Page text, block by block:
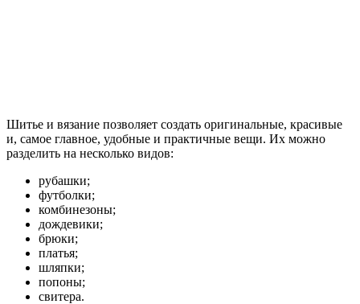
Шитье и вязание позволяет создать оригинальные, красивые
и, самое главное, удобные и практичные вещи. Их можно
разделить на несколько видов:
рубашки;
футболки;
комбинезоны;
дождевики;
брюки;
платья;
шляпки;
попоны;
свитера.